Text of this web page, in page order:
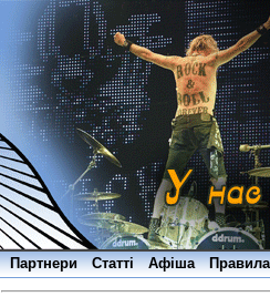
Партнери Статті Афіша